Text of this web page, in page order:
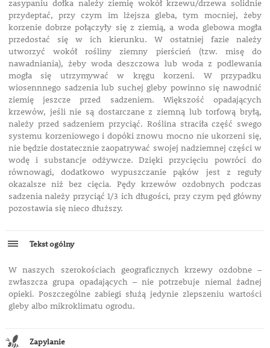
zasypaniu dołka należy ziemię wokół krzewu/drzewa solidnie
przydeptać, przy czym im lżejsza gleba, tym mocniej, żeby
korzenie dobrze połączyły się z ziemią, a woda glebowa mogła
przedostać się w ich kierunku. W ostatniej fazie należy
utworzyć wokół rośliny ziemny pierścień (tzw. misę do
nawadniania), żeby woda deszczowa lub woda z podlewania
mogła się utrzymywać w kręgu korzeni. W przypadku
wiosennnego sadzenia lub suchej gleby powinno się nawodnić
ziemię jeszcze przed sadzeniem. Większość opadających
krzewów, jeśli nie są dostarczane z ziemną lub torfową bryłą,
należy przed sadzeniem przyciąć. Roślina straciła część swego
systemu korzeniowego i dopóki znowu mocno nie ukorzeni się,
nie będzie dostatecznie zaopatrywać swojej nadziemnej części w
wodę i substancje odżywcze. Dzięki przycięciu powróci do
równowagi, dodatkowo wypuszczanie pąków jest z reguły
okazalsze niż bez cięcia. Pędy krzewów ozdobnych podczas
sadzenia należy przyciąć 1/3 ich długości, przy czym pęd główny
pozostawia się nieco dłuższy.
Tekst ogólny
W naszych szerokościach geograficznych krzewy ozdobne –
zwłaszcza grupa opadających – nie potrzebuje niemal żadnej
opieki. Poszczególne zabiegi służą jedynie zlepszeniu wartości
gleby albo mikroklimatu ogrodu.
Zapylanie